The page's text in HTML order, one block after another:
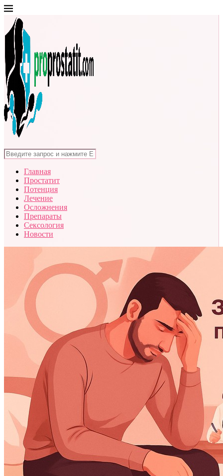
Главная
Простатит
Потенция
Лечение
Осложнения
Препараты
Сексология
Новости